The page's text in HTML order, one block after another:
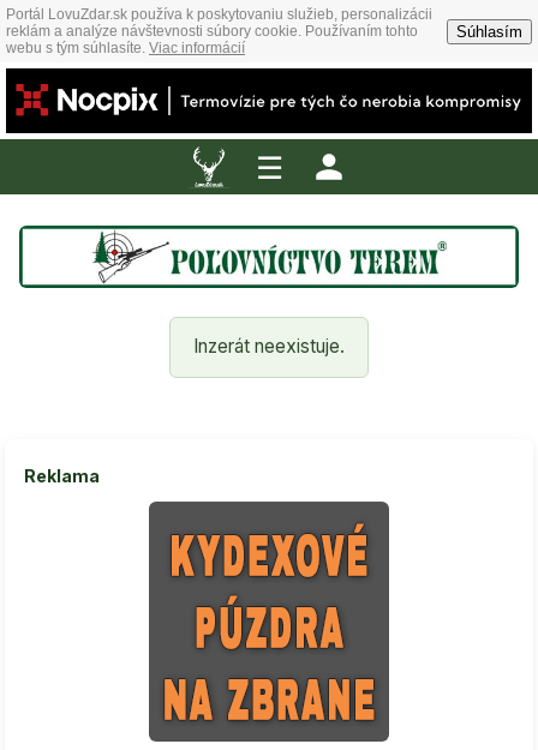
Portál LovuZdar.sk používa k poskytovaniu služieb, personalizácii
reklám a analýze návštevnosti súbory cookie. Používaním tohto
webu s tým súhlasíte. Viac informácií
Súhlasím
☰
Inzerát neexistuje.
Reklama